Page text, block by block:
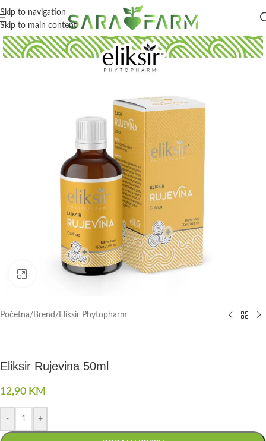
Skip to navigation
Skip to main content
Click to enlarge
Početna/ Brend / Eliksir Phytopharm
Eliksir Rujevina 50ml
12,90 KM
- +